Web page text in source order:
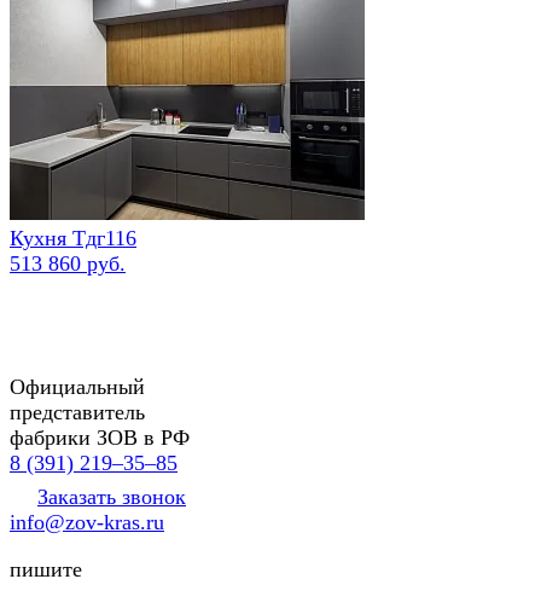
Кухня Тдг116
513 860 руб.
Официальный
представитель
фабрики ЗОВ в РФ
8 (391) 219‒35‒85
Заказать звонок
info@zov-kras.ru
пишите